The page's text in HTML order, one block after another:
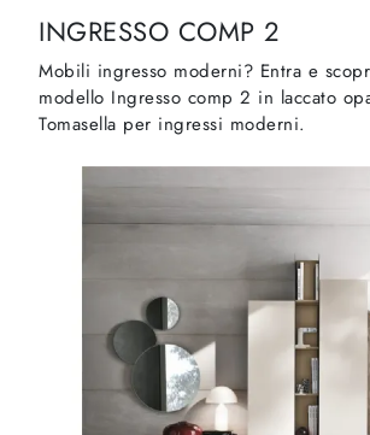
INGRESSO COMP 2
Mobili ingresso moderni? Entra e
modello Ingresso comp 2 in laccato
Tomasella per ingressi moderni.